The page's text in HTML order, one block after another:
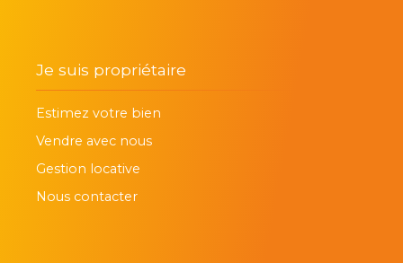
Je suis propriétaire
Estimez votre bien
Vendre avec nous
Gestion locative
Nous contacter